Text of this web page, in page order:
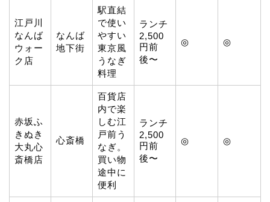
江戸川
なんば
ウォー
ク店
なんば
地下街
駅直結
で使い
やすい
東京風
うなぎ
料理
ランチ
2,500
円前
後〜
◎ ◎
赤坂ふ
きぬき
大丸心
斎橋店
心斎橋
百貨店
内で楽
しむ江
戸前う
なぎ。
買い物
途中に
便利
ランチ
2,500
円前
後〜
◎ ◎